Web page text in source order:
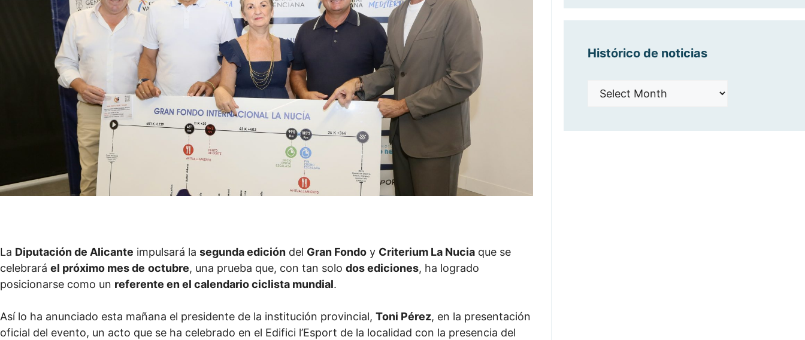
La Diputación de Alicante impulsará la segunda edición del Gran Fondo y Criterium La Nucia que se
celebrará el próximo mes de octubre, una prueba que, con tan solo dos ediciones, ha logrado
posicionarse como un referente en el calendario ciclista mundial.
Así lo ha anunciado esta mañana el presidente de la institución provincial, Toni Pérez, en la presentación
oficial del evento, un acto que se ha celebrado en el Edifici l’Esport de la localidad con la presencia del
Histórico de noticias
Histórico